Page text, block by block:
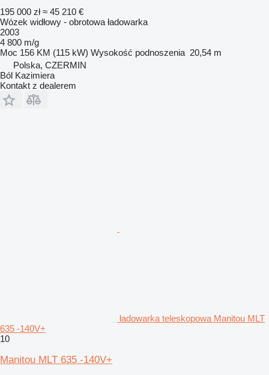
195 000 zł ≈ 45 210 €
Wózek widłowy - obrotowa ładowarka
2003
4 800 m/g
Moc 156 KM (115 kW) Wysokość podnoszenia 20,54 m
Polska, CZERMIN
Ból Kazimiera
Kontakt z dealerem
ładowarka teleskopowa Manitou MLT
635 -140V+
10
Manitou MLT 635 -140V+